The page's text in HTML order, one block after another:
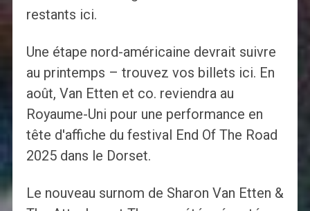
restants ici.
Une étape nord-américaine devrait suivre
au printemps – trouvez vos billets ici. En
août, Van Etten et co. reviendra au
Royaume-Uni pour une performance en
tête d'affiche du festival End Of The Road
2025 dans le Dorset.
Le nouveau surnom de Sharon Van Etten &